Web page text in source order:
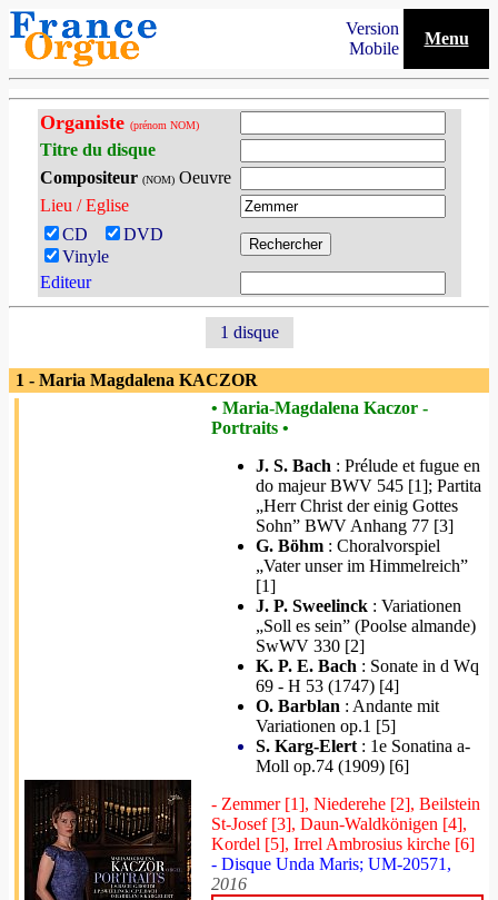
Version
Mobile
Menu
Organiste (prénom NOM)
Titre du disque
Compositeur (NOM)Oeuvre
Lieu / Eglise
CD
DVD
Vinyle
Editeur
1 disque
1 - Maria Magdalena KACZOR
• Maria-Magdalena Kaczor -
Portraits •
J. S. Bach : Prélude et fugue en
do majeur BWV 545 [1]; Partita
„Herr Christ der einig Gottes
Sohn” BWV Anhang 77 [3]
G. Böhm : Choralvorspiel
„Vater unser im Himmelreich”
[1]
J. P. Sweelinck : Variationen
„Soll es sein” (Poolse almande)
SwWV 330 [2]
K. P. E. Bach : Sonate in d Wq
69 - H 53 (1747) [4]
O. Barblan : Andante mit
Variationen op.1 [5]
S. Karg-Elert : 1e Sonatina a-
Moll op.74 (1909) [6]
- Zemmer [1], Niederehe [2], Beilstein
St-Josef [3], Daun-Waldkönigen [4],
Kordel [5], Irrel Ambrosius kirche [6]
- Disque Unda Maris; UM-20571,
2016